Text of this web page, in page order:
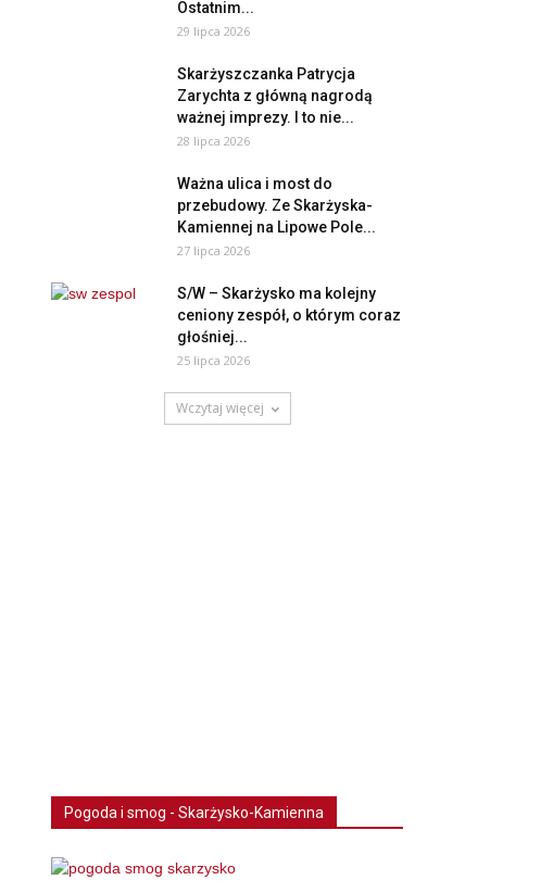
Ostatnim...
29 lipca 2026
Skarżyszczanka Patrycja
Zarychta z główną nagrodą
ważnej imprezy. I to nie...
28 lipca 2026
Ważna ulica i most do
przebudowy. Ze Skarżyska-
Kamiennej na Lipowe Pole...
27 lipca 2026
S/W – Skarżysko ma kolejny
ceniony zespół, o którym coraz
głośniej...
25 lipca 2026
Wczytaj więcej
Pogoda i smog - Skarżysko-Kamienna